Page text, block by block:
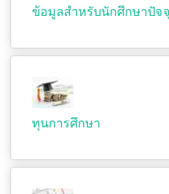
ข้อมูลสำหรับนักศึกษาปัจ
ทุนการศึกษา